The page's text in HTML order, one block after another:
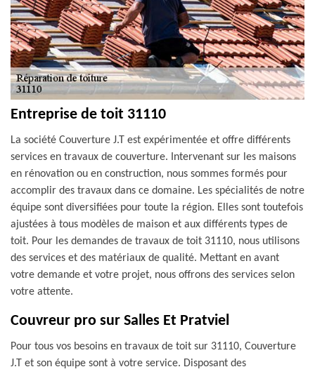
Entreprise de toit 31110
La société Couverture J.T est expérimentée et offre différents
services en travaux de couverture. Intervenant sur les maisons
en rénovation ou en construction, nous sommes formés pour
accomplir des travaux dans ce domaine. Les spécialités de notre
équipe sont diversifiées pour toute la région. Elles sont toutefois
ajustées à tous modèles de maison et aux différents types de
toit. Pour les demandes de travaux de toit 31110, nous utilisons
des services et des matériaux de qualité. Mettant en avant
votre demande et votre projet, nous offrons des services selon
votre attente.
Couvreur pro sur Salles Et Pratviel
Pour tous vos besoins en travaux de toit sur 31110, Couverture
J.T et son équipe sont à votre service. Disposant des